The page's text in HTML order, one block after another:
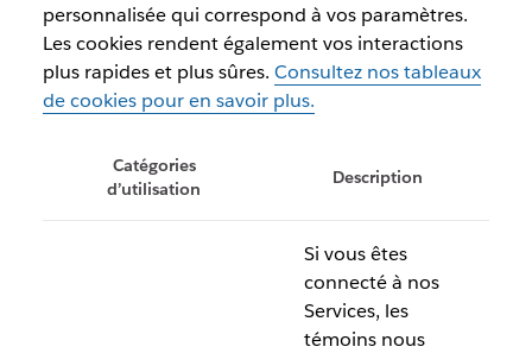
personnalisée qui correspond à vos paramètres.
Les cookies rendent également vos interactions
plus rapides et plus sûres. Consultez nos tableaux
de cookies pour en savoir plus.
Catégories
d’utilisation
Description
Si vous êtes
connecté à nos
Services, les
témoins nous